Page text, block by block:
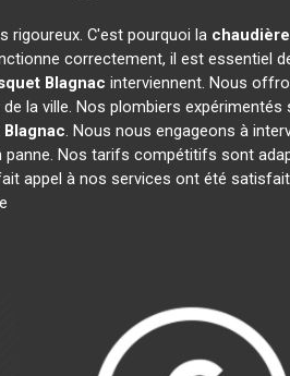
rigoureux. C'est pourquoi la chaudière
correctement, il est essentiel
Blagnac interviennent. Nous
la ville. Nos plombiers expérimentés
Blagnac. Nous nous engageons à
panne. Nos tarifs compétitifs sont
appel à nos services ont été